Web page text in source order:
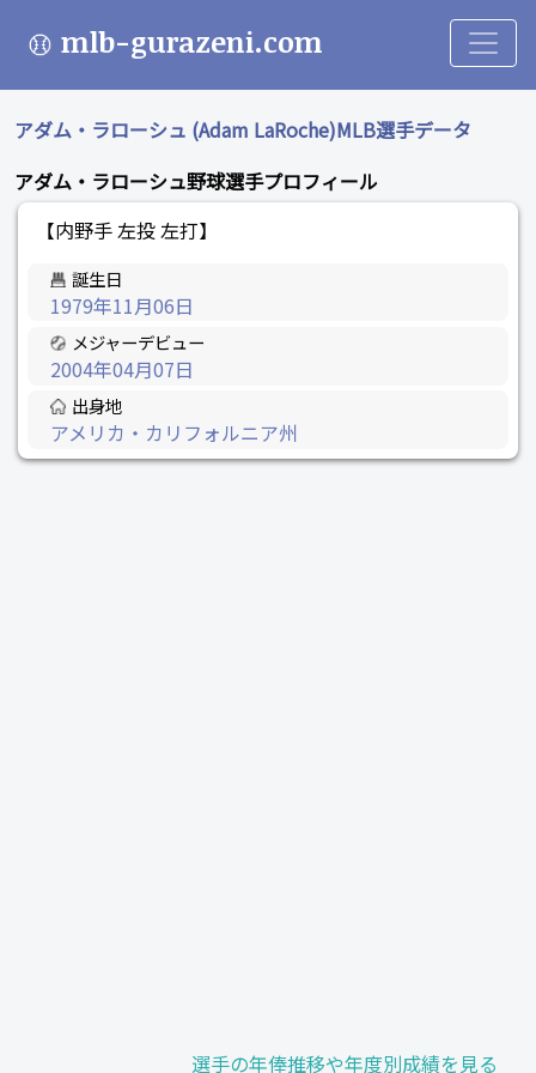
mlb-gurazeni.com
アダム・ラローシュ (Adam LaRoche)MLB選手データ
アダム・ラローシュ野球選手プロフィール
【内野手 左投 左打】
誕生日
1979年11月06日
メジャーデビュー
2004年04月07日
出身地
アメリカ・カリフォルニア州
選手の年俸推移や年度別成績を見る